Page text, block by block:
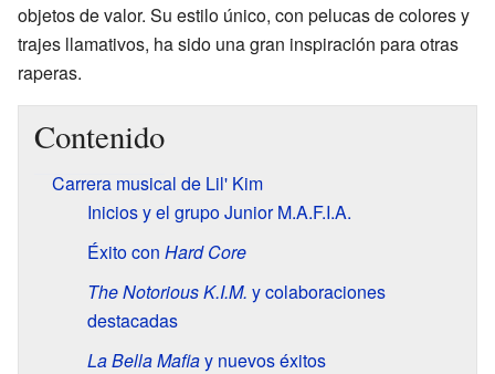
objetos de valor. Su estilo único, con pelucas de colores y
trajes llamativos, ha sido una gran inspiración para otras
raperas.
Contenido
Carrera musical de Lil' Kim
Inicios y el grupo Junior M.A.F.I.A.
Éxito con Hard Core
The Notorious K.I.M. y colaboraciones
destacadas
La Bella Mafiay nuevos éxitos